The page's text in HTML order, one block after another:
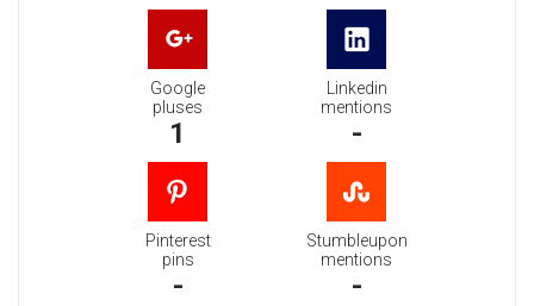
Google
pluses
1
Linkedin
mentions
-
Pinterest
pins
-
Stumbleupon
mentions
-